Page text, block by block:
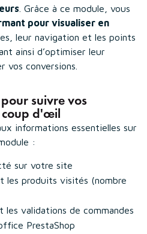
. Grâce à ce module, vous
pour visualiser en
leur navigation et les points
ainsi d’optimiser leur
vos conversions.
suivre vos
coup d'œil
informations essentielles sur
:
sur votre site
les produits visités (nombre
les validations de commandes
PrestaShop